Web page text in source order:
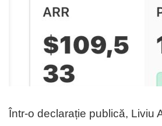
Într-o declarație publică, Liviu